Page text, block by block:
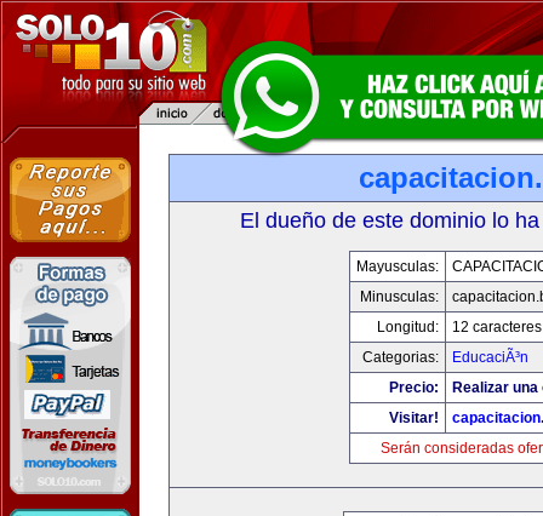
El dueño de este dominio lo
Mayusculas:
Minusculas:
Longitud:
12 caracteres
Categorias:
EducaciÃ³n
Precio:
Realizar
Visitar!
Serán consideradas